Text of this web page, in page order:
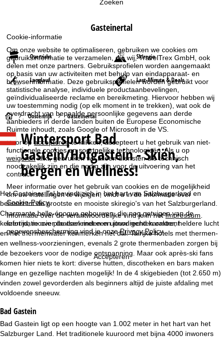
Cookie-informatie
Om onze website te optimaliseren, gebruiken we cookies om
gebruiksinformatie te verzamelen, die wij, TravelTrex GmbH, ook
delen met onze partners. Gebruiksprofielen worden aangemaakt
op basis van uw activiteiten met behulp van eindapparaat- en
browserinformatie. Deze gebruiksprofielen worden gebruikt voor
statistische analyse, individuele productaanbevelingen,
geïndividualiseerde reclame en bereikmeting. Hiervoor hebben wij
uw toestemming nodig (op elk moment in te trekken), wat ook de
overdracht van bepaalde persoonlijke gegevens aan derde
aanbieders in derde landen buiten de Europese Economische
Ruimte inhoudt, zoals Google of Microsoft in de VS.
Door opaccepterente klikken, accepteert u het gebruik van niet-
functionele cookies en soortgelijke technologieën. Als u op
weigerenklikt, gebruiken we alleen diensten die technisch
noodzakelijk zijn en die nodig zijn voor de uitvoering van het
contract.
Meer informatie over het gebruik van cookies en de mogelijkheid
om uw instellingen te wijzigen, vindt u in de informatie over
Cookie-Policy.
Informatie over de verantwoordelijke vind je in hetImpressum
Informatie over de doeleinden en jouw rechten omtrent
gegevensbescherming vind je onzePrivacy Policy.
Accepteren
Zoeken
Gasteinertal
Overzicht Skiregio
Langlauf Last-Minute & Deals
S
t
a
r
t
p
a
g
i
Oostenrijk Gasteinertal
Wintersport Bad
Gastein/Hofgastein - Skiën,
bergen en Wellness!
Het Gasteiner Tal bevindt zich in het hart van Salzburgerland en
behoort tot de grootste en mooiste skiregio's van het Salzburgerland.
Charmante belle-époque gebouwen, die nog getuigen van de
keizertijd, mooie plaatsen met een uitnodigend karakter, heldere lucht
en het thermenwater kenmerken het dal. Talrijke hotels met thermen-
en wellness-voorzieningen, evenals 2 grote thermenbaden zorgen bij
de bezoekers voor de nodige ontspanning. Maar ook après-ski fans
komen hier niets te kort: diverse hutten, discotheken en bars maken
lange en gezellige nachten mogelijk! In de 4 skigebieden (tot 2.650 m)
vinden zowel gevorderden als beginners altijd de juiste afdaling met
voldoende sneeuw.
Bad Gastein
Bad Gastein ligt op een hoogte van 1.002 meter in het hart van het
Salzburger Land. Het traditionele kuuroord met bijna 4000 inwoners